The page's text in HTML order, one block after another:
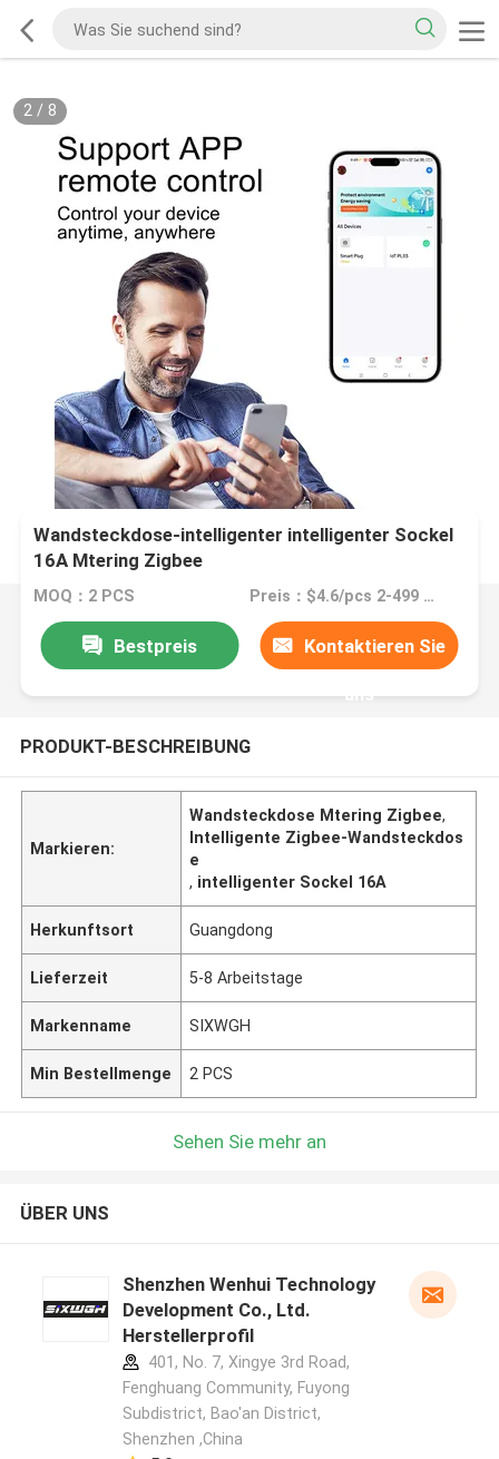
2/ 8
Wandsteckdose-intelligenter intelligenter Sockel
16A Mtering Zigbee
MOQ：2 PCS Preis：$4.6/pcs 2-499 pcs
Bestpreis Kontaktieren Sie
uns
PRODUKT-BESCHREIBUNG
Markieren:
Wandsteckdose Mtering Zigbee,
Intelligente Zigbee-Wandsteckdos
e
, intelligenter Sockel 16A
Herkunftsort Guangdong
Lieferzeit 5-8 Arbeitstage
Markenname SIXWGH
Min Bestellmenge 2 PCS
Sehen Sie mehr an
ÜBER UNS
Shenzhen Wenhui Technology
Development Co., Ltd.
Herstellerprofil
401, No. 7, Xingye 3rd Road,
Fenghuang Community, Fuyong
Subdistrict, Bao'an District,
Shenzhen ,China